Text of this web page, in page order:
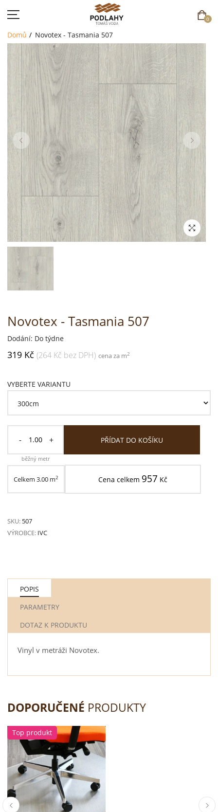
0
DOMŮ
SORTIMENT
AKCE
CENÍK
REFERENCE
SOUTĚŽ
KONTAKT
Domů Novotex - Tasmania 507
Novotex - Tasmania 507
Dodání: Do týdne
319 Kč (264 Kč bez DPH) cena za m2
VYBERTE VARIANTU
- +
běžný metr
PŘÍDAT DO KOŠÍKU
Celkem 3.00 m2 Cena celkem 957 Kč
SKU: 507
VÝROBCE: IVC
POPIS
PARAMETRY
DOTAZ K PRODUKTU
Vinyl v metráži Novotex.
DOPORUČENÉ PRODUKTY
Top produkt